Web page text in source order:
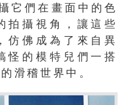
它們在畫面中的色
拍攝視角，讓這些
仿佛成為了來自異
怪的模特兒們一搭
滑稽世界中。